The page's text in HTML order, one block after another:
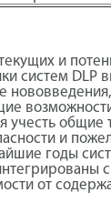
и
систем DLP
учесть общие
и
годы
от